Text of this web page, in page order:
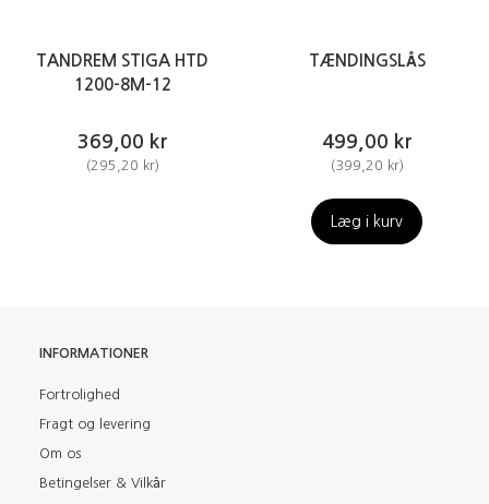
TANDREM STIGA HTD
1200-8M-12
369,00 kr
(295,20 kr)
TÆNDINGSLÅS
499,00 kr
(399,20 kr)
Læg i kurv
INFORMATIONER
Fortrolighed
Fragt og levering
Om os
Betingelser & Vilkår